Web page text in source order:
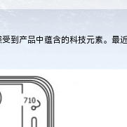
产品中蕴含的科技元素。最